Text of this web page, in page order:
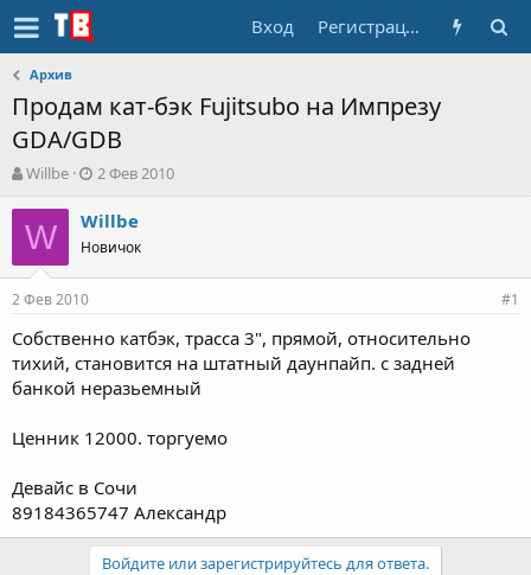
Вход Регистрация
Архив
Продам кат-бэк Fujitsubo на Импрезу
GDA/GDB
А
т
о
т
е
ы
Willbe
Д
т
н
а
л
а
2 Фев 2010
W Willbe
Новичок
2 Фев 2010 #1
Собственно катбэк, трасса 3", прямой, относительно
тихий, становится на штатный даунпайп. с задней
банкой неразьемный
Ценник 12000. торгуемо
Девайс в Сочи
89184365747 Александр
Войдите или зарегистрируйтесь для ответа.